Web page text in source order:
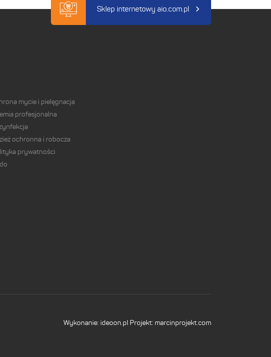
Sklep internetowy aio.com.pl
mycie i pielęgnacja
profesjonalna
ochronna i robocza
prywatności
Wykonanie: ideoon.pl Projekt: marcinprojekt.com